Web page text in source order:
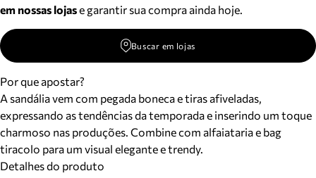
em nossas lojase garantir sua compra ainda hoje.
Buscar em lojas
Por que apostar?
A sandália vem com pegada boneca e tiras afiveladas,
expressando as tendências da temporada e inserindo um toque
charmoso nas produções. Combine com alfaiataria e bag
tiracolo para um visual elegante e trendy.
Detalhes do produto